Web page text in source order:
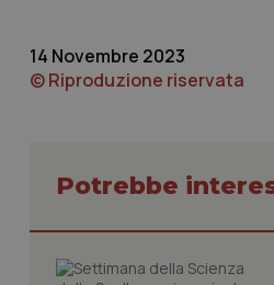
14 Novembre 2023
© Riproduzione riservata
Potrebbe